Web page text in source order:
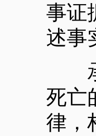
事证
述事
承
死亡
律，